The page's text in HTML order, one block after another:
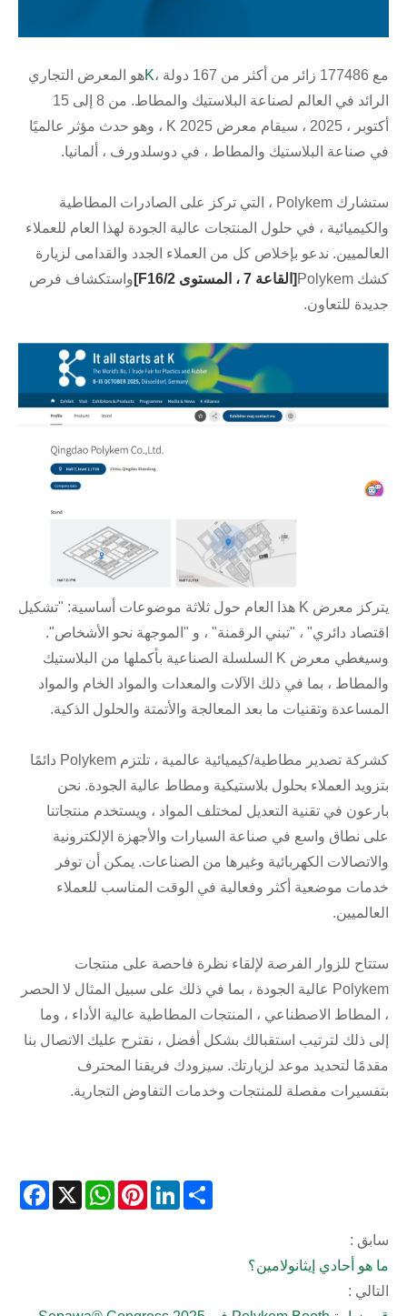
مع 177486 زائر من أكثر من 167 دولة ، Kهو المعرض التجاري
الرائد في العالم لصناعة البلاستيك والمطاط. من 8 إلى 15
أكتوبر ، 2025 ، سيقام معرض 2025 K ، وهو حدث مؤثر عالميًا
في صناعة البلاستيك والمطاط ، في دوسلدورف ، ألمانيا.
ستشارك Polykem ، التي تركز على الصادرات المطاطية
والكيميائية ، في حلول المنتجات عالية الجودة لهذا العام للعملاء
العالميين. ندعو بإخلاص كل من العملاء الجدد والقدامى لزيارة
كشك Polykem
[القاعة 7 ، المستوى 2/F16]
واستكشاف فرص
جديدة للتعاون.
يتركز معرض K هذا العام حول ثلاثة موضوعات أساسية: "تشكيل
اقتصاد دائري" ، "تبني الرقمنة" ، و "الموجهة نحو الأشخاص".
وسيغطي معرض K السلسلة الصناعية بأكملها من البلاستيك
والمطاط ، بما في ذلك الآلات والمعدات والمواد الخام والمواد
المساعدة وتقنيات ما بعد المعالجة والأتمتة والحلول الذكية.
كشركة تصدير مطاطية/كيميائية عالمية ، تلتزم Polykem دائمًا
بتزويد العملاء بحلول بلاستيكية ومطاط عالية الجودة. نحن
بارعون في تقنية التعديل لمختلف المواد ، ويستخدم منتجاتنا
على نطاق واسع في صناعة السيارات والأجهزة الإلكترونية
والاتصالات الكهربائية وغيرها من الصناعات. يمكن أن توفر
خدمات موضعية أكثر وفعالية في الوقت المناسب للعملاء
العالميين.
ستتاح للزوار الفرصة لإلقاء نظرة فاحصة على منتجات
Polykem عالية الجودة ، بما في ذلك على سبيل المثال لا الحصر
، المطاط الاصطناعي ، المنتجات المطاطية عالية الأداء ، وما
إلى ذلك لترتيب استقبالك بشكل أفضل ، نقترح عليك الاتصال بنا
مقدمًا لتحديد موعد لزيارتك. سيزودك فريقنا المحترف
بتفسيرات مفصلة للمنتجات وخدمات التفاوض التجارية.
X
WhatsAppPinterestLinkedInShare
سابق :
ما هو أحادي إيثانولامين؟
التالي :